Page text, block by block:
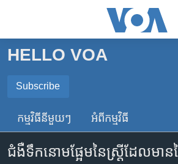
គេហទំព័រ​
រំលង​
ទំព័រ​
ព័ត៌មាន​​
កម្ពុជា
អន្តរជាតិ
ចិន
ហេឡូវីអូអេ
HELLO VOA
Subscribe
SUBSCRIBE
ទទួល​​​សេវា​​​ Podcast
កម្មវិធី​នីមួយៗ អំពី​កម្មវិធី​
ជំងឺ​ទឹក​នោម​ផ្អែម​នៃ​ស្ត្រី​ដែល​មាន​ផ្